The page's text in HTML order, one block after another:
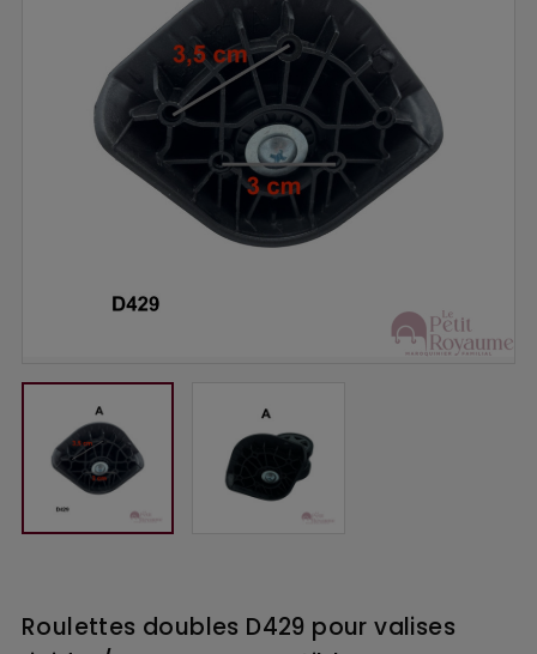
Roulettes doubles D429 pour valises